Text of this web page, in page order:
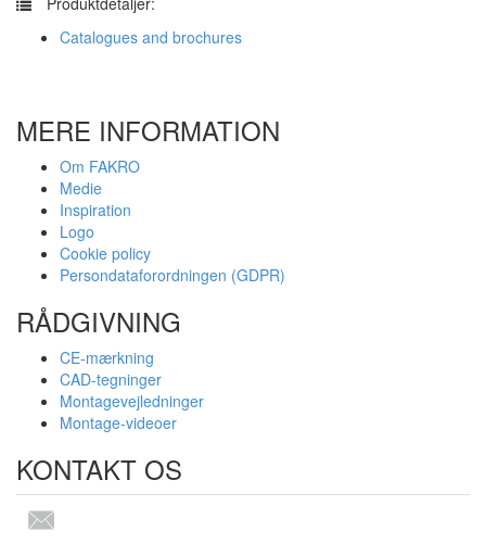
Catalogues and brochures
MERE INFORMATION
Om FAKRO
Medie
Inspiration
Logo
Cookie policy
Persondataforordningen (GDPR)
RÅDGIVNING
CE-mærkning
CAD-tegninger
Montagevejledninger
Montage-videoer
KONTAKT OS